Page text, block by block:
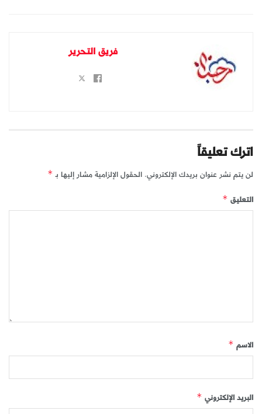
فريق التحرير
اترك تعليقاً
لن يتم نشر عنوان بريدك الإلكتروني. الحقول الإلزامية مشار إليها بـ *
التعليق *
الاسم *
البريد الإلكتروني *